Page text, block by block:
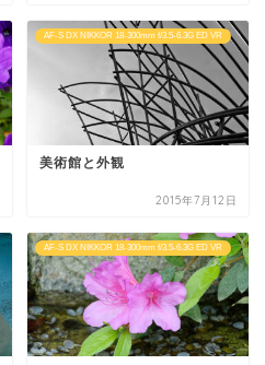
AF-S DX NIKKOR 18-300mm f/3.5-6.3G ED VR
美術館と外観
2015年7月12日
AF-S DX NIKKOR 18-300mm f/3.5-6.3G ED VR